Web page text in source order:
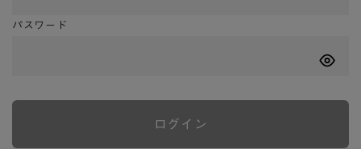
パスワード
ログイン